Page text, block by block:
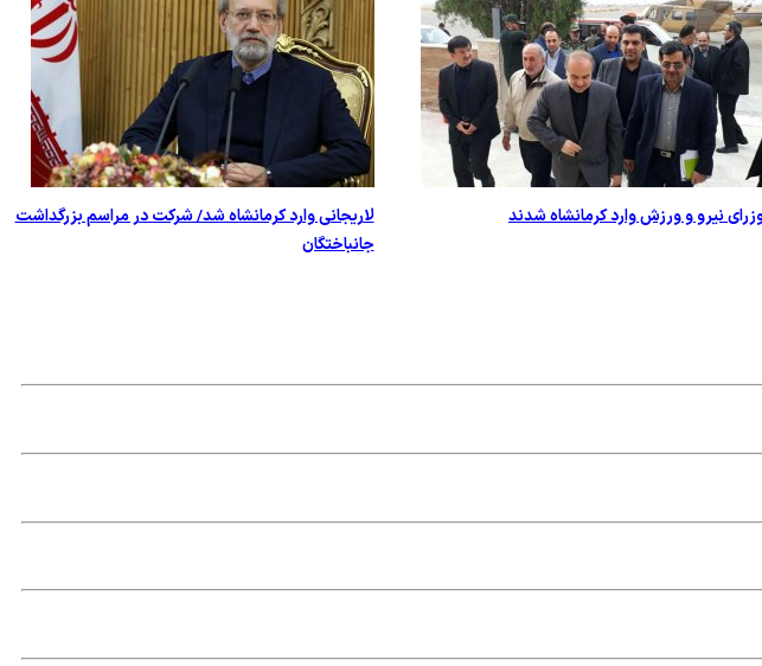
نیرو و ورزش وارد کرمانشاه شدند
لاریجانی وارد کرمانشاه شد/ شرکت در مراسم بزرگداشت
جانباختگان